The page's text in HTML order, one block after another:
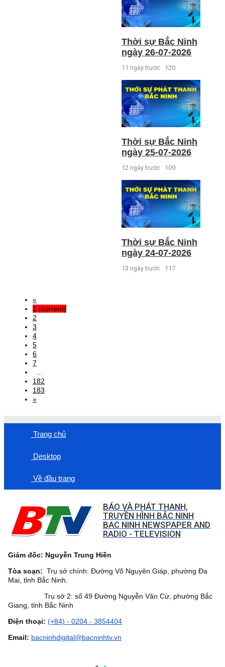
Thời sự Bắc Ninh
ngày 26-07-2026
11 ngày trước 120
Thời sự Bắc Ninh
ngày 25-07-2026
12 ngày trước 109
Thời sự Bắc Ninh
ngày 24-07-2026
13 ngày trước 117
«
1 (current)
2
3
4
5
6
7
182
183
»
Trang chủ
Desktop
Về đầu trang
BÁO VÀ PHÁT THANH,
TRUYỀN HÌNH BẮC NINH
BAC NINH NEWSPAPER AND
RADIO - TELEVISION
Giám đốc: Nguyễn Trung Hiền
Tòa soạn: Trụ sở chính: Đường Võ Nguyên Giáp, phường Đa
Mai, tỉnh Bắc Ninh.
Trụ sở 2: số 49 Đường Nguyễn Văn Cừ, phường Bắc
Giang, tỉnh Bắc Ninh
Điện thoại: (+84) - 0204 - 3854404
Email: bacninhdigital@bacninhtv.vn